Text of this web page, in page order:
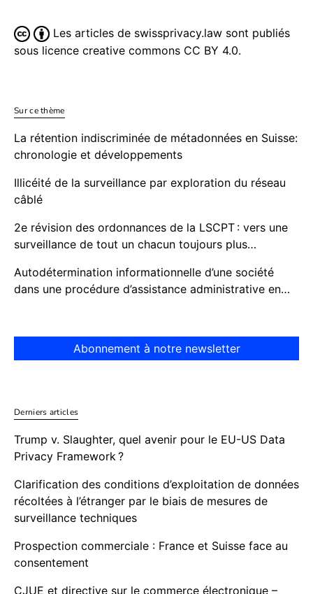
Les articles de swissprivacy.law sont publiés
sous licence creative commons CC BY 4.0.
Sur ce thème
La rétention indiscriminée de métadonnées en Suisse:
chronologie et développements
Illicéité de la surveillance par exploration du réseau
câblé
2e révision des ordonnances de la LSCPT : vers une
surveillance de tout un chacun toujours plus…
Autodétermination informationnelle d’une société
dans une procédure d’assistance administrative en…
Abonnement à notre newsletter
Derniers articles
Trump v. Slaughter, quel avenir pour le EU-US Data
Privacy Framework ?
Clarification des conditions d’exploitation de données
récoltées à l’étranger par le biais de mesures de
surveillance techniques
Prospection commerciale : France et Suisse face au
consentement
CJUE et directive sur le commerce électronique –